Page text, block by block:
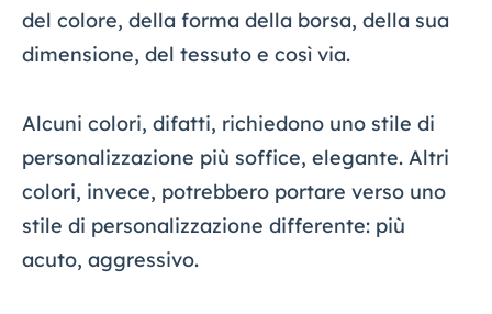
del colore, della forma della borsa, della sua
dimensione, del tessuto e così via.
Alcuni colori, difatti, richiedono uno stile di
personalizzazione più soffice, elegante. Altri
colori, invece, potrebbero portare verso uno
stile di personalizzazione differente: più
acuto, aggressivo.